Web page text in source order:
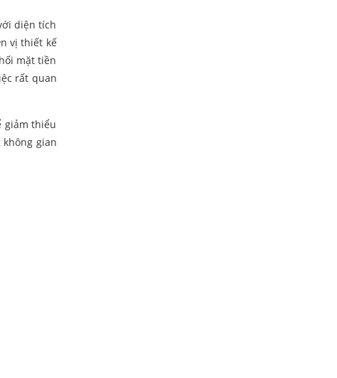
diện tích
vị thiết kế
mặt tiền
rất quan
giảm thiểu
gian